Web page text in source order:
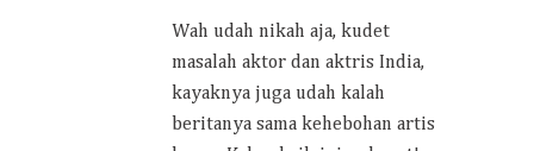
Wah udah nikah aja, kudet
masalah aktor dan aktris India,
kayaknya juga udah kalah
beritanya sama kehebohan artis